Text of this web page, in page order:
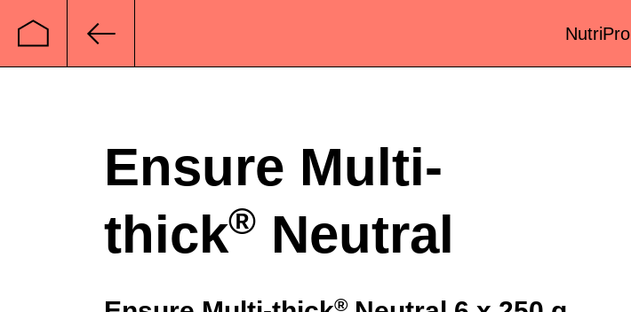
Startseite
NutriPro
Ensure Multi-
thick® Neutral
®